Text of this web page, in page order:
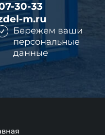
30-33
m.ru
Бережем ваши
персональные
данные